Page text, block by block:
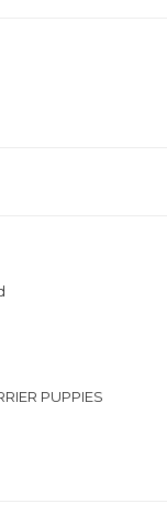
PUPPIES